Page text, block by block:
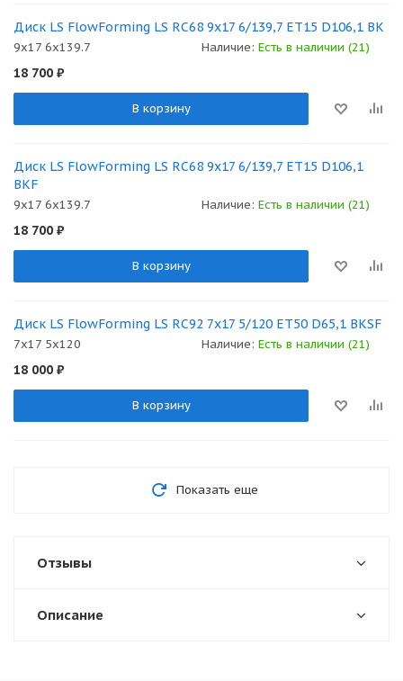
Диск LS FlowForming LS RC68 9x17 6/139,7 ET15 D106,1 BK
9x17 6x139.7 Наличие: Есть в наличии (21)
18 700 ₽
В корзину
Диск LS FlowForming LS RC68 9x17 6/139,7 ET15 D106,1
BKF
9x17 6x139.7 Наличие: Есть в наличии (21)
18 700 ₽
В корзину
Диск LS FlowForming LS RC92 7x17 5/120 ET50 D65,1 BKSF
7x17 5x120 Наличие: Есть в наличии (21)
18 000 ₽
В корзину
Показать еще
Отзывы
Описание